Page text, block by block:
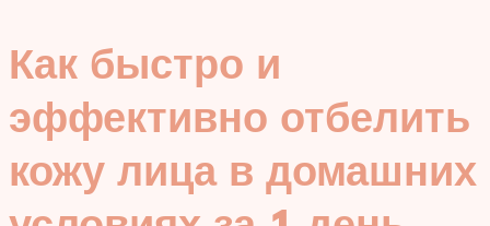
Как быстро и
эффективно отбелить
кожу лица в домашних